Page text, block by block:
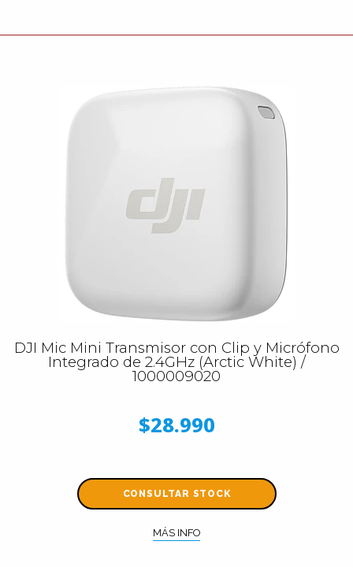
DJI Mic Mini Transmisor con Clip y Micrófono
Integrado de 2.4GHz (Arctic White) /
1000009020
$28.990
CONSULTAR STOCK
MÁS INFO